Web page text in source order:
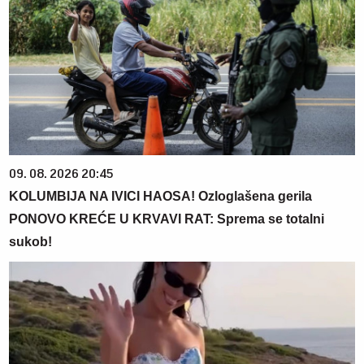
09. 08. 2026 20:45
KOLUMBIJA NA IVICI HAOSA! Ozloglašena gerila
PONOVO KREĆE U KRVAVI RAT: Sprema se totalni
sukob!